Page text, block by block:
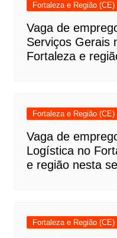
Fortaleza e Região (CE)
Vaga de
Serviços Gerais
Fortaleza e
Fortaleza e Região (CE)
Vaga de
Logística no
e região nesta
Fortaleza e Região (CE)